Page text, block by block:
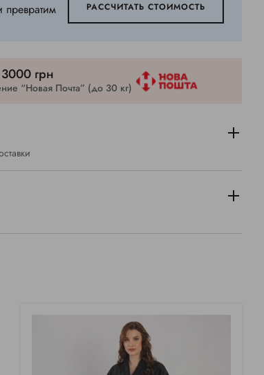
превратим
РАССЧИТАТЬ СТОИМОСТЬ
3000 грн
“Новая Почта” (до 30 кг)